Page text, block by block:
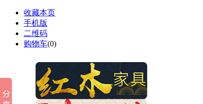
收藏本页
手机版
二维码
购物车(0)